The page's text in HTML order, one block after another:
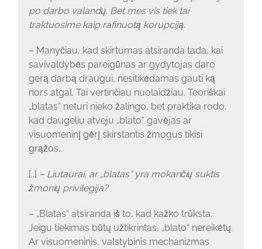
po darbo valandų. Bet mes vis tiek tai
traktuosime kaip rafinuotą korupciją.
– Manyčiau, kad skirtumas atsiranda tada, kai
savivaldybės pareigūnas ar gydytojas daro
gerą darbą draugui, nesitikėdamas gauti ką
nors atgal. Tai vertinčiau nuolaidžiau. Teoriškai
„blatas“ neturi nieko žalingo, bet praktika rodo,
kad daugeliu atveju „blato“ gavėjas ar
visuomeninį gėrį skirstantis žmogus tikisi
grąžos.
[..] – Liutaurai, ar „blatas“ yra mokančių suktis
žmonių privilegija?
– „Blatas“ atsiranda iš to, kad kažko trūksta.
Jeigu tiekimas būtų užtikrintas, „blato“ nereikėtų.
Ar visuomeninis, valstybinis mechanizmas